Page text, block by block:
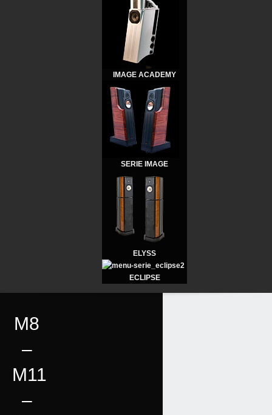
IMAGE ACADEMY
SERIE IMAGE
ELYSS
ECLIPSE
M8
–
M11
–